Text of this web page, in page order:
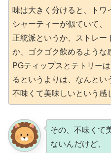
味は大きく分けると、トワ
シャーティーが似ていて、
正統派というか、ストレー
か、ゴクゴク飲めるような
PGティップスとテトリー
るというよりは、なんとい
不味くて美味しいという感
その、不味くて
ないんだけど、